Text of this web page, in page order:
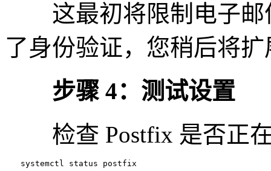
这最初将限制电子邮
了身份验证，您稍后将
步骤 4：测试设置
检查 Postfix 是否正
systemctl status postfix